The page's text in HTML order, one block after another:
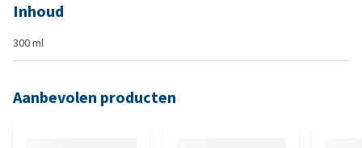
Inhoud
300 ml
Aanbevolen producten